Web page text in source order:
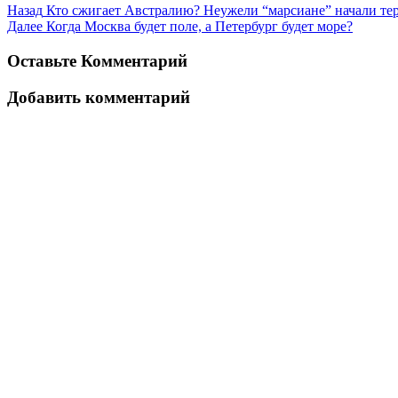
Назад Кто сжигает Австралию? Неужели “марсиане” начали
Далее Когда Москва будет поле, а Петербург будет море?
Оставьте Комментарий
Добавить комментарий